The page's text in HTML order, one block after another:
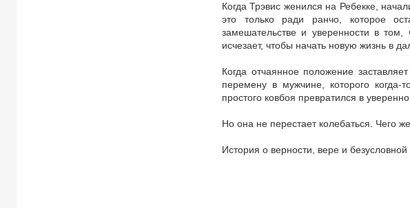
Когда Трэвис женился на Ребекке,
это только ради ранчо, которое
замешательстве и уверенности в
исчезает, чтобы начать новую жизнь в
Когда отчаянное положение
перемену в мужчине, которого когда-
простого ковбоя превратился в
Но она не перестает колебаться. Чего
История о верности, вере и